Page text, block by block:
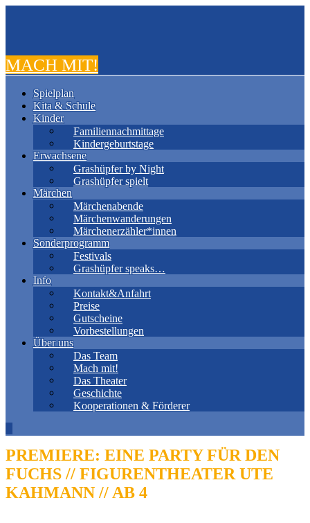
MACH MIT!
Spielplan
Kita & Schule
Kinder
Familiennachmittage
Kindergeburtstage
Erwachsene
Grashüpfer by Night
Grashüpfer spielt
Märchen
Märchenabende
Märchenwanderungen
Märchenerzähler*innen
Sonderprogramm
Festivals
Grashüpfer speaks…
Info
Kontakt&Anfahrt
Preise
Gutscheine
Vorbestellungen
Über uns
Das Team
Mach mit!
Das Theater
Geschichte
Kooperationen & Förderer
PREMIERE: EINE PARTY FÜR DEN
FUCHS // FIGURENTHEATER UTE
KAHMANN // AB 4